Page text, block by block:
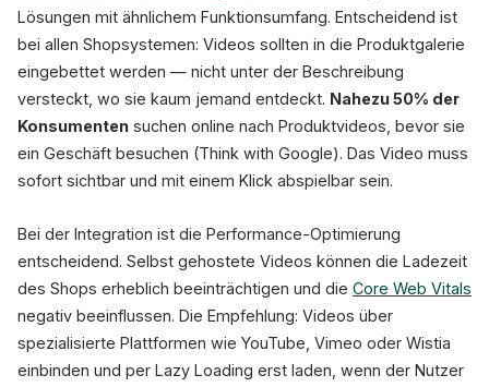
Lösungen mit ähnlichem Funktionsumfang. Entscheidend ist
bei allen Shopsystemen: Videos sollten in die Produktgalerie
eingebettet werden — nicht unter der Beschreibung
versteckt, wo sie kaum jemand entdeckt. Nahezu 50% der
Konsumenten suchen online nach Produktvideos, bevor sie
ein Geschäft besuchen (Think with Google). Das Video muss
sofort sichtbar und mit einem Klick abspielbar sein.
Bei der Integration ist die Performance-Optimierung
entscheidend. Selbst gehostete Videos können die Ladezeit
des Shops erheblich beeinträchtigen und die Core Web Vitals
negativ beeinflussen. Die Empfehlung: Videos über
spezialisierte Plattformen wie YouTube, Vimeo oder Wistia
einbinden und per Lazy Loading erst laden, wenn der Nutzer